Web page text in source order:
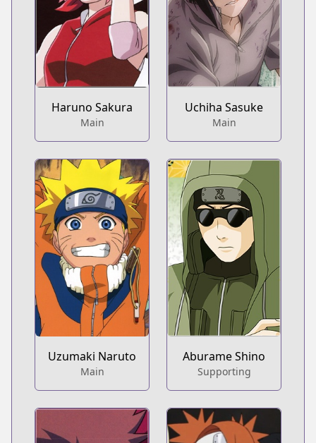
Haruno Sakura
Main
Uchiha Sasuke
Main
Uzumaki Naruto
Main
Aburame Shino
Supporting